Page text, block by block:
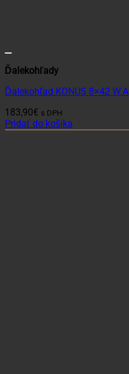
Ďalekohľady
Ďalekohľad KONUS 8×42 W.A
183,90€ s DPH
Pridať do košíka